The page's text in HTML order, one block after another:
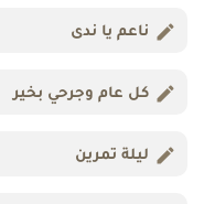
ناعم يا ندى
كل عام وجرحي بخير
ليلة تمرين